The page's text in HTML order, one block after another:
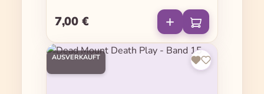
Regulärer Preis:
7,00 €
AUSVERKAUFT